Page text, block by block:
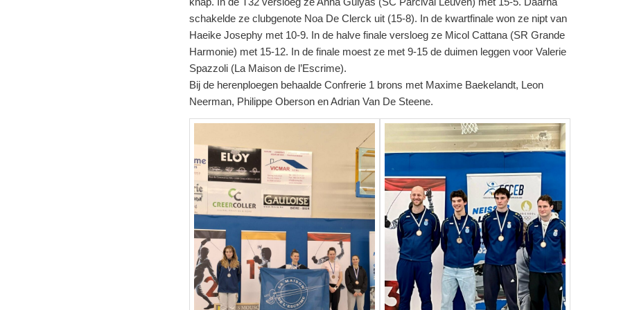
schakelde ze clubgenote Noa De Clerck uit (15-8). In de kwartfinale won ze nipt van
Haeike Josephy met 10-9. In de halve finale versloeg ze Micol Cattana (SR Grande
Harmonie) met 15-12. In de finale moest ze met 9-15 de duimen leggen voor Valerie
Spazzoli (La Maison de l’Escrime).
Bij de herenploegen behaalde Confrerie 1 brons met Maxime Baekelandt, Leon
Neerman, Philippe Oberson en Adrian Van De Steene.